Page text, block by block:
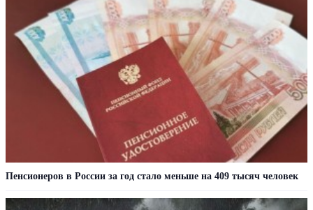
Пенсионеров в России за год стало меньше на 409 тысяч человек